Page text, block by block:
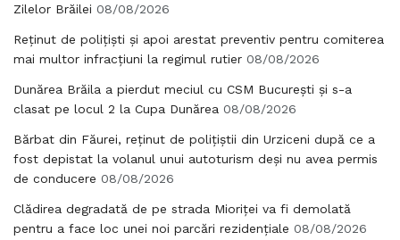
Zilelor Brăilei 08/08/2026
Reținut de polițiști și apoi arestat preventiv pentru comiterea
mai multor infracțiuni la regimul rutier 08/08/2026
Dunărea Brăila a pierdut meciul cu CSM București și s-a
clasat pe locul 2 la Cupa Dunărea 08/08/2026
Bărbat din Făurei, reținut de polițiștii din Urziceni după ce a
fost depistat la volanul unui autoturism deși nu avea permis
de conducere 08/08/2026
Clădirea degradată de pe strada Mioriței va fi demolată
pentru a face loc unei noi parcări rezidențiale 08/08/2026